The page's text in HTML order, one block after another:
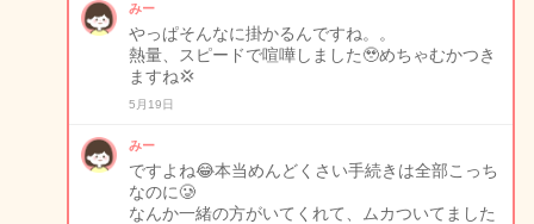
みー
やっぱそんなに掛かるんですね。。
熱量、スピードで喧嘩しました🥹めちゃむかつき
ますね💢
5月19日
みー
ですよね😂本当めんどくさい手続きは全部こっち
なのに🥲
なんか一緒の方がいてくれて、ムカついてました